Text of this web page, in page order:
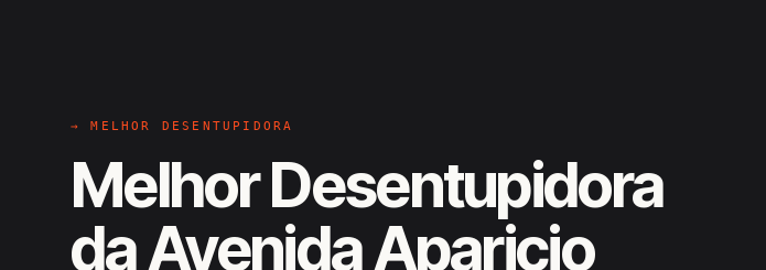
→ MELHOR DESENTUPIDORA
Melhor Desentupidora
da Avenida Aparicio